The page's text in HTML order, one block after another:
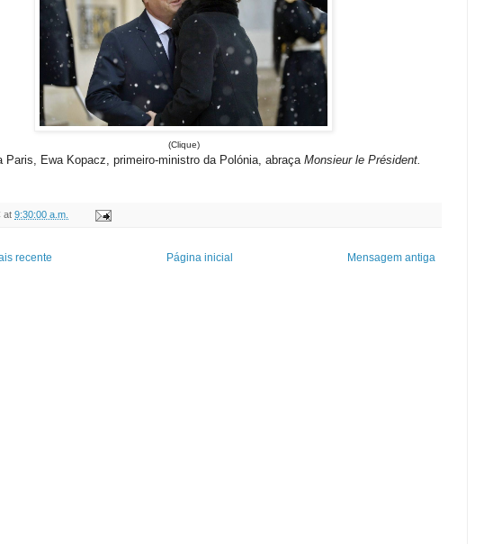
(Clique)
Paris, Ewa Kopacz, primeiro-ministro da Polónia, abraça Monsieur le Président.
at 9:30:00 a.m.
recente Mensagem antiga
Página inicial